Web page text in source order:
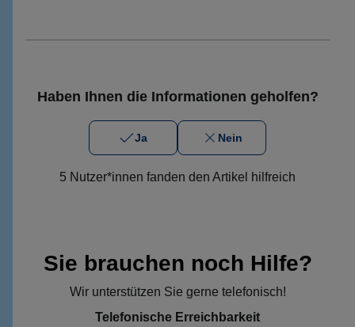
Haben Ihnen die Informationen geholfen?
Ja Nein
5 Nutzer*innen fanden den Artikel hilfreich
Sie brauchen noch Hilfe?
Wir unterstützen Sie gerne telefonisch!
Telefonische Erreichbarkeit